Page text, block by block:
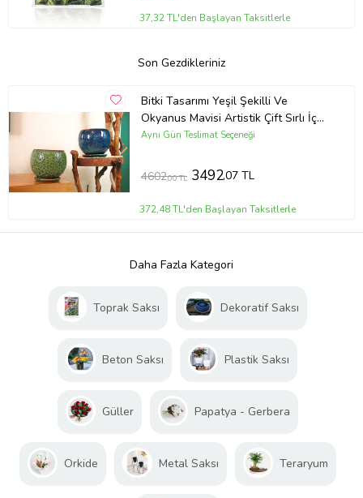
37,32 TL'den Başlayan Taksitlerle
Son Gezdikleriniz
Bitki Tasarımı Yeşil Şekilli Ve
Okyanus Mavisi Artistik Çift Sırlı İç
Ve Dış Mekan Kullanımlı Tabaklı
Salon Çiçeklik İkili Set
Aynı Gün Teslimat Seçeneği
4602,00 TL 3492,07 TL
372,48 TL'den Başlayan Taksitlerle
Daha Fazla Kategori
Toprak Saksı Dekoratif Saksı
Beton Saksı Plastik Saksı
Güller Papatya - Gerbera
Orkide Metal Saksı Teraryum